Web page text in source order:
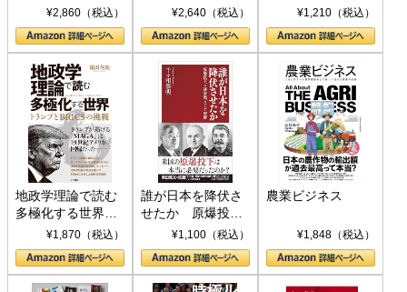
¥2,860（税込） ¥2,640（税込）
ト S 039)¥1,210（税込）
地政学理論で読む
多極化する世界：
トランプとBRICS
の挑戦
¥1,870（税込）
誰が日本を降伏さ
せたか 原爆投
下、ソ連参戦、そ
して聖断 (PHP新
書)
¥1,100（税込）
農業ビジネス
¥1,848（税込）